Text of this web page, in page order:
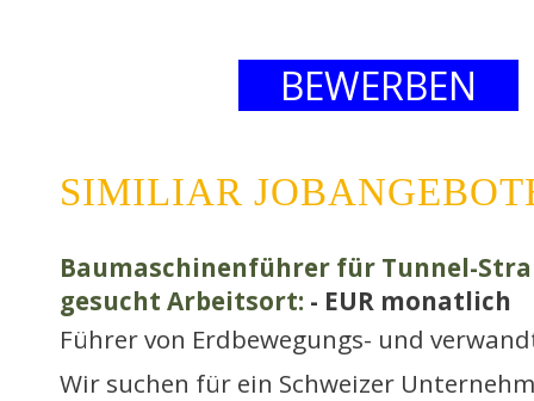
BEWERBEN
SIMILIAR
Baumaschinenführer für Tunnel-
gesucht Arbeitsort: - EUR monatlich
Führer von Erdbewegungs- und
Wir suchen für ein Schweizer